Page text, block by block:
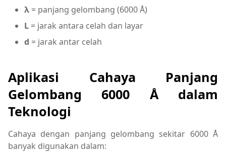
λ = panjang gelombang (6000 Å)
L = jarak antara celah dan layar
d = jarak antar celah
Aplikasi Cahaya Panjang
Gelombang 6000 Å dalam
Teknologi
Cahaya dengan panjang gelombang sekitar 6000 Å
banyak digunakan dalam: